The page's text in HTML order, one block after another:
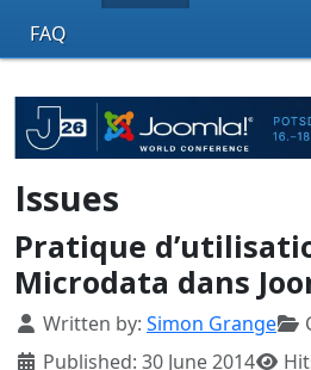
FAQ
Issues
Pratique
Microdata dans
Details
Written by: Simon Grange
Published: 30 June 2014